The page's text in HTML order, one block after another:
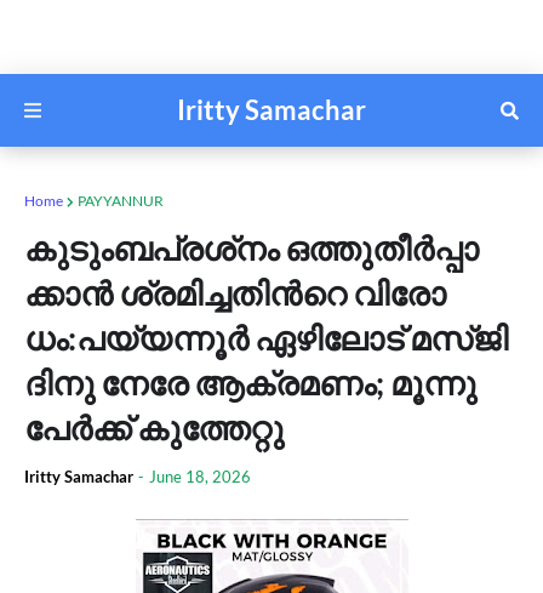
Iritty Samachar
Home PAYYANNUR
കു​ടും​ബ​പ്ര​ശ്‌​നം ഒ​ത്തു​തീ​ര്‍​പ്പാ​
ക്കാ​ന്‍ ശ്ര​മി​ച്ച​തി​ന്‍റെ വി​രോ​
ധം:പയ്യന്നൂർ ഏ​ഴി​ലോ​ട് മ​സ്ജി​
ദി​നു നേ​രേ ആ​ക്ര​മ​ണം; മൂ​ന്നു​
പേ​ര്‍​ക്ക് കു​ത്തേ​റ്റു
Iritty Samachar - June 18, 2026